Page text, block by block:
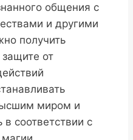
общения с
и другими
получить
от
миром и
соответствии с